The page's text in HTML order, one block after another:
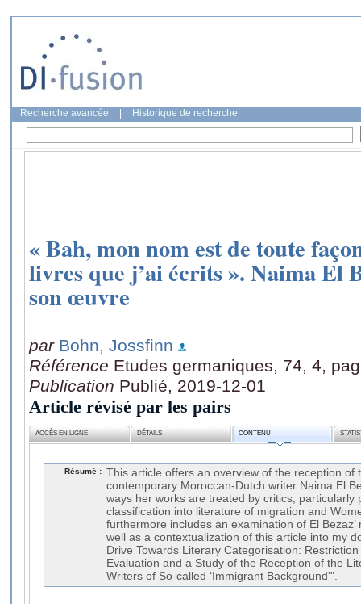
Recherche avancée Historique de recherche
« Bah, mon nom est de toute
livres que j’ai écrits ». Naima El
son œuvre
par Bohn, Jossfinn
Référence Etudes germaniques, 74, 4,
Publication Publié, 2019-12-01
Article révisé par les pairs
ACCÈS EN LIGNE DÉTAILS CONTENU
Résumé : This article offers an overview of the reception of
contemporary Moroccan-Dutch writer Naima El
ways her works are treated by critics, particularly
classification into literature of migration and
furthermore includes an examination of El
well as a contextualization of this article into my
Drive Towards Literary Categorisation:
Evaluation and a Study of the Reception of the
Writers of So-called ‘Immigrant Background’".